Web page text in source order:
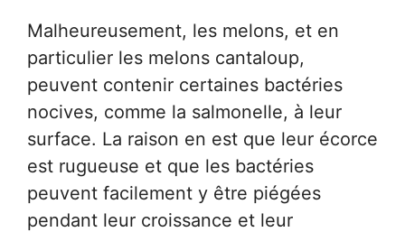
Malheureusement, les melons, et en
particulier les melons cantaloup,
peuvent contenir certaines bactéries
nocives, comme la salmonelle, à leur
surface. La raison en est que leur écorce
est rugueuse et que les bactéries
peuvent facilement y être piégées
pendant leur croissance et leur